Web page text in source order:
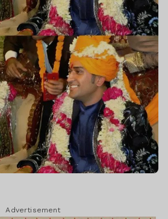
Advertisement